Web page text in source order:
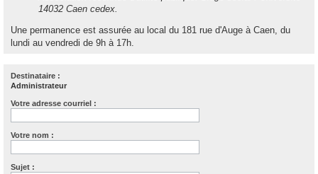
14032 Caen cedex.
Une permanence est assurée au local du 181 rue d'Auge à Caen, du
lundi au vendredi de 9h à 17h.
Destinataire :
Administrateur
Votre adresse courriel :
Votre nom :
Sujet :